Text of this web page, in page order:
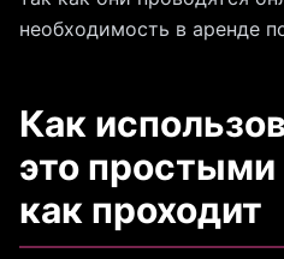
необходимость в аренде
Как
это простыми
как проходит